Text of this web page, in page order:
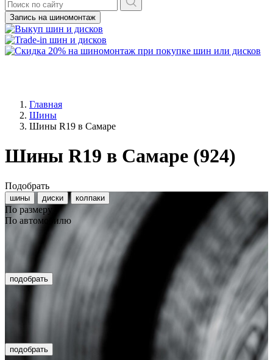
Запись на шиномонтаж
Главная
Шины
Шины R19 в Самаре
Шины R19 в Самаре (924)
Подобрать
шины диски колпаки
По размеру
По автомобилю
подобрать
подобрать